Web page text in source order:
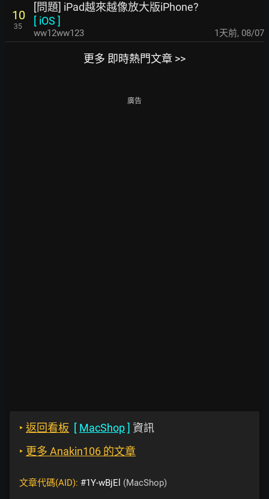
10
35
[問題] iPad越來越像放大版iPhone?
[ iOS ]
ww12ww123 1天前, 08/07
更多 即時熱門文章 >>
廣告
‣ 返回看板 [ MacShop] 資訊
‣ 更多 Anakin106 的文章
文章代碼(AID): #1Y-wBjEl (MacShop)